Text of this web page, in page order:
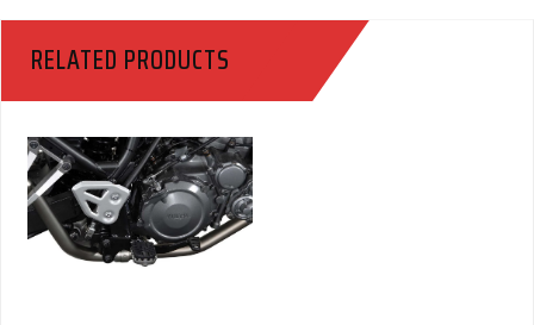
F
Quantity
RELATED PRODUCTS